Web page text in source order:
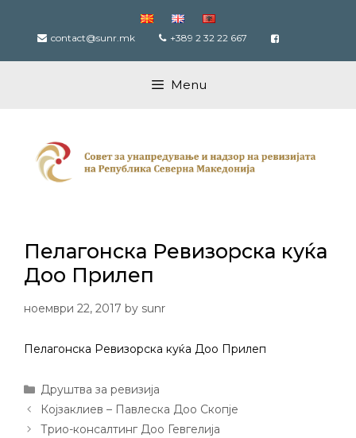
content contact@sunr.mk +389 2 32 22 667
Menu
Пелагонска Ревизорска куќа
Доо Прилеп
ноември 22, 2017 by sunr
Пелагонска Ревизорска куќа Доо Прилеп
Categories
Друштва за ревизија
Post
navigation
Којзаклиев – Павлеска Доо Скопје
Трио-консалтинг Доо Гевгелија